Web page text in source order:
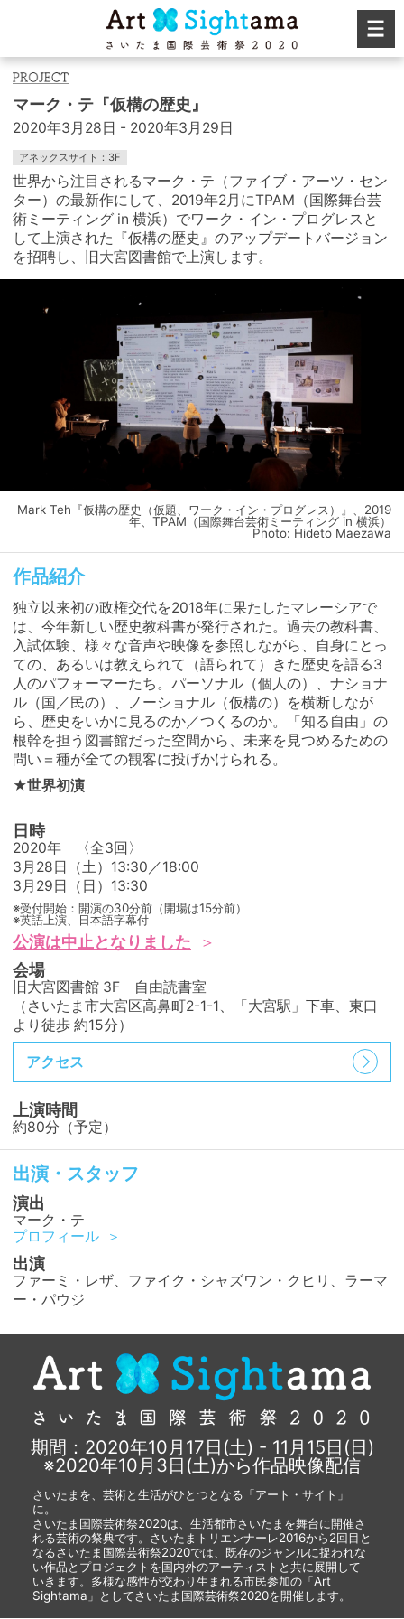
マーク・テ『仮構の歴史』
2020年3月28日 - 2020年3月29日
アネックスサイト：3F
世界から注目されるマーク・テ（ファイブ・アーツ・セン
ター）の最新作にして、2019年2月にTPAM（国際舞台芸
術ミーティング in 横浜）でワーク・イン・プログレスと
して上演された『仮構の歴史』のアップデートバージョン
を招聘し、旧大宮図書館で上演します。
Mark Teh『仮構の歴史（仮題、ワーク・イン・プログレス）』、2019
年、TPAM（国際舞台芸術ミーティング in 横浜）
Photo: Hideto Maezawa
作品紹介
独立以来初の政権交代を2018年に果たしたマレーシアで
は、今年新しい歴史教科書が発行された。過去の教科書、
入試体験、様々な音声や映像を参照しながら、自身にとっ
ての、あるいは教えられて（語られて）きた歴史を語る3
人のパフォーマーたち。パーソナル（個人の）、ナショナ
ル（国／民の）、ノーショナル（仮構の）を横断しなが
ら、歴史をいかに見るのか／つくるのか。「知る自由」の
根幹を担う図書館だった空間から、未来を見つめるための
問い＝種が全ての観客に投げかけられる。
★世界初演
日時
2020年 〈全3回〉
3月28日（土）13:30／18:00
3月29日（日）13:30
※受付開始：開演の30分前（開場は15分前）
※英語上演、日本語字幕付
公演は中止となりました
会場
旧大宮図書館 3F 自由読書室
（さいたま市大宮区高鼻町2-1-1、「大宮駅」下車、東口
より徒歩 約15分）
アクセス
上演時間
約80分（予定）
出演・スタッフ
演出
マーク・テ
プロフィール
出演
ファーミ・レザ、ファイク・シャズワン・クヒリ、ラーマ
ー・パウジ
期間：2020年10月17日(土) - 11月15日(日)
※2020年10月3日(土)から作品映像配信
さいたまを、芸術と生活がひとつとなる「アート・サイト」
に。
さいたま国際芸術祭2020は、生活都市さいたまを舞台に開催さ
れる芸術の祭典です。さいたまトリエンナーレ2016から2回目と
なるさいたま国際芸術祭2020では、既存のジャンルに捉われな
い作品とプロジェクトを国内外のアーティストと共に展開して
いきます。多様な感性が交わり生まれる市民参加の「Art
Sightama」としてさいたま国際芸術祭2020を開催します。